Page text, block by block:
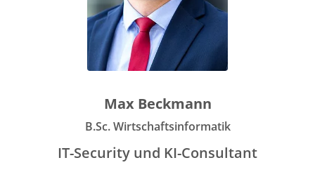
Max Beckmann
B.Sc. Wirtschaftsinformatik
IT-Security und KI-Consultant